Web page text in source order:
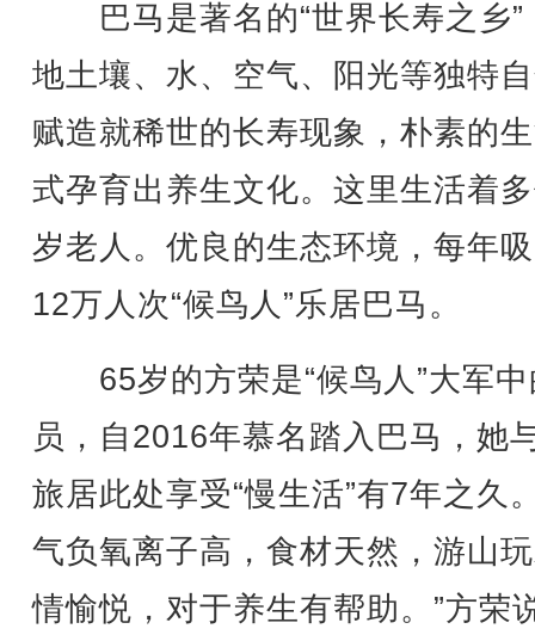
巴马是著名的“世界长寿之乡”
地土壤、水、空气、阳光等独特
赋造就稀世的长寿现象，朴素的
式孕育出养生文化。这里生活着
岁老人。优良的生态环境，每年
12万人次“候鸟人”乐居巴马。
65岁的方荣是“候鸟人”大军中
员，自2016年慕名踏入巴马，她
旅居此处享受“慢生活”有7年之久
气负氧离子高，食材天然，游山
情愉悦，对于养生有帮助。”方荣